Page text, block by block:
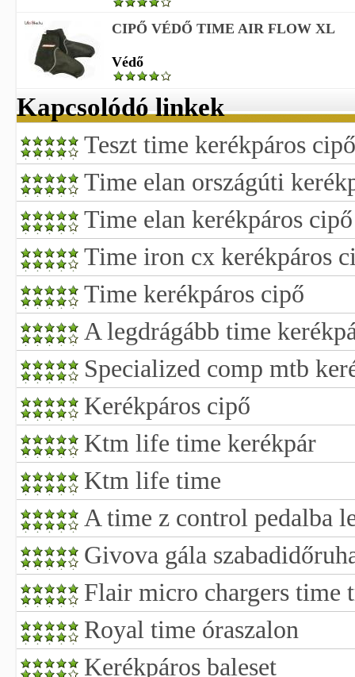
CIPŐ VÉDŐ TIME AIR FLOW XL
Védő
Kapcsolódó linkek
Teszt time kerékpáros
Time elan országúti
Time elan kerékpáros cipő
Time iron cx kerékpáros
Time kerékpáros cipő
A legdrágább time
Specialized comp mtb
Kerékpáros cipő
Ktm life time kerékpár
Ktm life time
A time z control pedalba
Givova gála
Flair micro chargers time
Royal time óraszalon
Kerékpáros baleset